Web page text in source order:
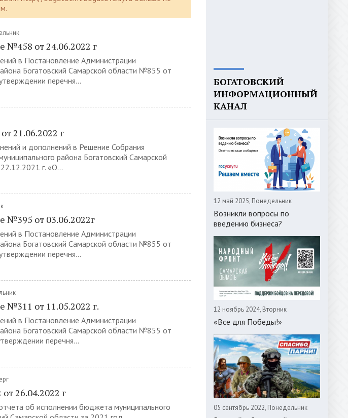
№458 от 24.06.2022 г
в Постановление Администрации
Богатовский Самарской области №855 от
перечня...
21.06.2022 г
и дополнений в Решение Собрания
района Богатовский Самарской
г. «О...
№395 от 03.06.2022г
в Постановление Администрации
Богатовский Самарской области №855 от
перечня...
№311 от 11.05.2022 г.
в Постановление Администрации
Богатовский Самарской области №855 от
перечня...
26.04.2022 г
об исполнении бюджета муниципального
БОГАТОВСКИЙ
ИНФОРМАЦИОННЫЙ
КАНАЛ
12 май 2025, Понедельник
Возникли вопросы по
введению бизнеса?
12 ноябрь 2024, Вторник
«Все для Победы!»
05 сентябрь 2022, Понедельник